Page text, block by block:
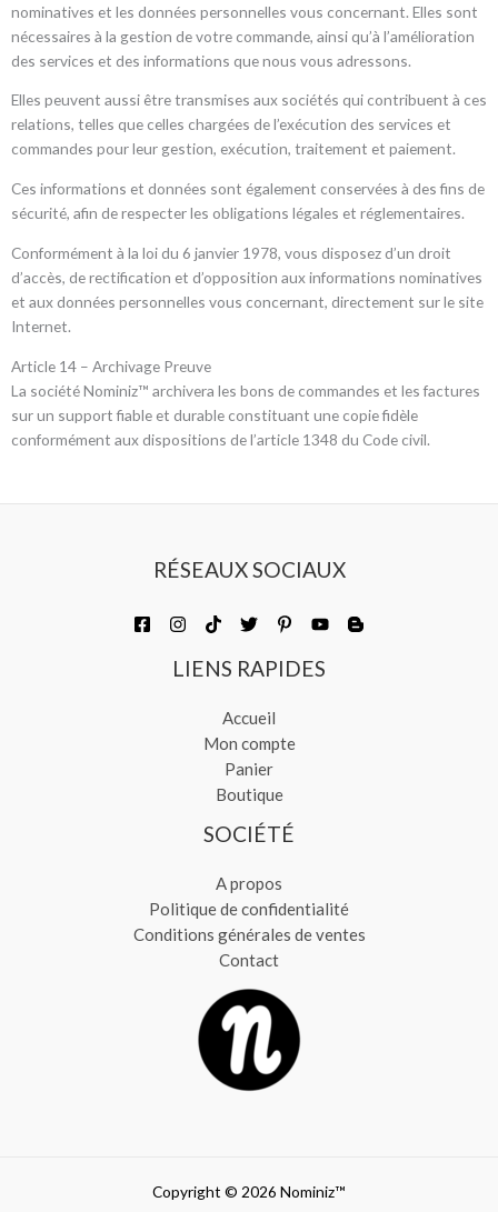
nominatives et les données personnelles vous concernant. Elles sont
nécessaires à la gestion de votre commande, ainsi qu’à l’amélioration
des services et des informations que nous vous adressons.
Elles peuvent aussi être transmises aux sociétés qui contribuent à ces
relations, telles que celles chargées de l’exécution des services et
commandes pour leur gestion, exécution, traitement et paiement.
Ces informations et données sont également conservées à des fins de
sécurité, afin de respecter les obligations légales et réglementaires.
Conformément à la loi du 6 janvier 1978, vous disposez d’un droit
d’accès, de rectification et d’opposition aux informations nominatives
et aux données personnelles vous concernant, directement sur le site
Internet.
Article 14 – Archivage Preuve
La société Nominiz™ archivera les bons de commandes et les factures
sur un support fiable et durable constituant une copie fidèle
conformément aux dispositions de l’article 1348 du Code civil.
RÉSEAUX SOCIAUX
LIENS RAPIDES
Accueil
Mon compte
Panier
Boutique
SOCIÉTÉ
A propos
Politique de confidentialité
Conditions générales de ventes
Contact
Copyright © 2026 Nominiz™